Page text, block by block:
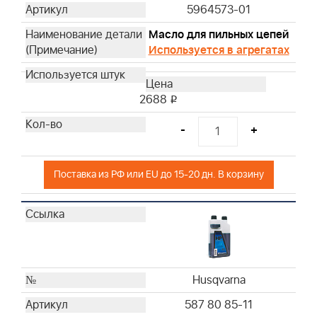
Husqvarna
Husqvarna
Husqvarna
Husqvarna
Husqvarna
Husqvarna
Husqvarna
Husqvarna
Husqvarna
Husqvarna
Husqvarna
Husqvarna
Husqvarna
5964573-01
Масло для пильных цепей
Используется в агрегатах
2688 i
- +
Поставка из РФ или EU до 15-20 дн. В корзину
Husqvarna
587 80 85-11